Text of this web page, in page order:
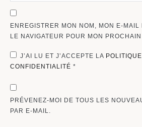
ENREGISTRER MON NOM, MON E-
LE NAVIGATEUR POUR MON
J’AI LU ET J’ACCEPTE LA
CONFIDENTIALITÉ *
PRÉVENEZ-MOI DE TOUS LES
PAR E-MAIL.